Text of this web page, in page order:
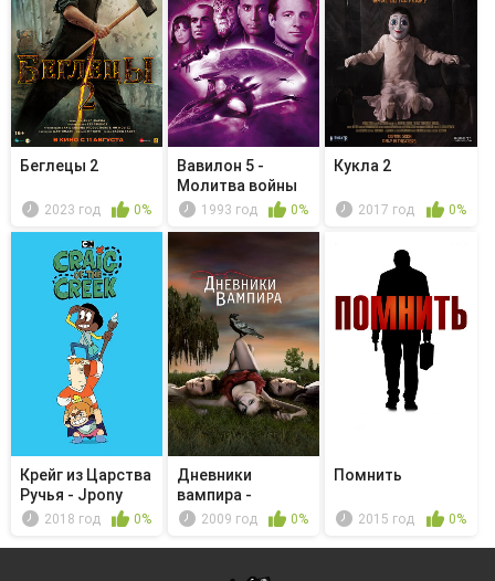
Беглецы 2
2023 год 0%
Вавилон 5 -
Молитва войны
1993 год 0%
Кукла 2
2017 год 0%
Крейг из Царства
Ручья - Jpony
2018 год 0%
Дневники
вампира -
Катерина
2009 год 0%
Помнить
2015 год 0%